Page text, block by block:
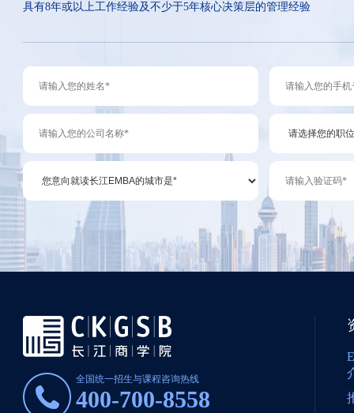
具有8年或以上工作经验及不少于5年核心决策层的管理经验
全国统一招生与课程咨询热线
400-700-8558